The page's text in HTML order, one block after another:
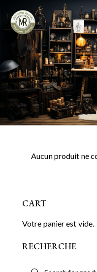
Aucun produit ne
CART
Votre panier est vide.
RECHERCHE